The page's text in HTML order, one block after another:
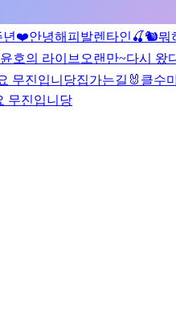
년❤️안녕해피발렌타인 🍒🐿뭐
호의 라이브 오랜만~다시 왔
무진입니당집가는길 🐰 클수
무진입니당